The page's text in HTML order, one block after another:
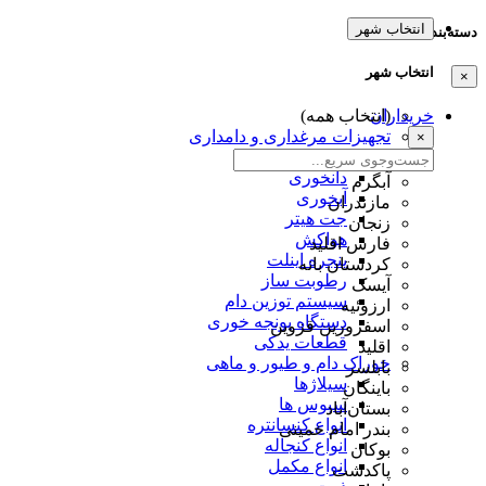
دسته‌بندی‌ها
×
خریداران
تجهیزات مرغداری و دامداری
قفس
دانخوری
آبخوری
جت هیتر
هواکش
پنجره اینلت
رطوبت ساز
سیستم توزین دام
دستگاه یونجه خوری
قطعات یدکی
خوراک دام و طیور و ماهی
سیلاژها
سبوس ها
انواع کنسانتره
انواع کنجاله
انواع مکمل
انتخاب شهر
انتخاب شهر
(انتخاب همه)
×
آبگرم
مازندران
زنجان
فارس اقلید
کردستان بانه
آیسک
ارزوئیه
اسفرورین قزوین
اقلید
بابلسر
باینگان
بستان‌آباد
بندر امام خمینی
بوکان
پاکدشت